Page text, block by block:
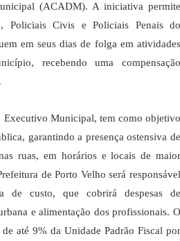
(ACADM). A iniciativa permite
Policiais Civis e Policiais Penais do
em seus dias de folga em
recebendo uma compensação
Executivo Municipal, tem como objetivo
garantindoa presença ostensiva de
ruas, em horários e locais de maior
de Porto Velho será responsável
de custo, que cobrirá despesas de
e alimentação dos profissionais. O
de até 9% da Unidade Padrão Fiscal por